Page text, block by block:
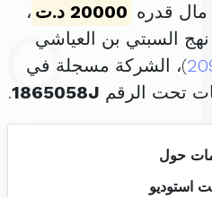
20000 د.ت
،
السبتي بن العياشي
)، الشركة مسجلة في
تحت الرقم 1865058J
.
حول
استوديو